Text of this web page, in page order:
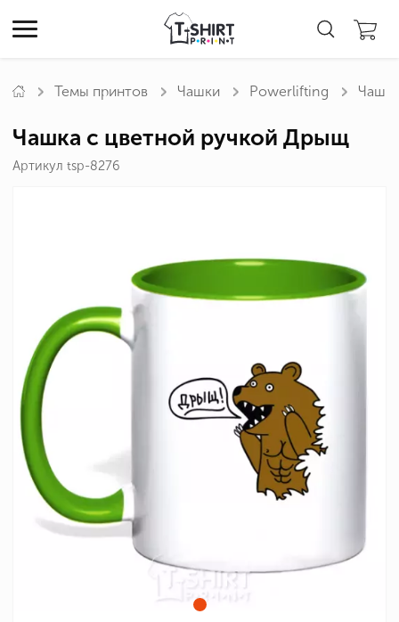
Темы принтов Чашки Powerlifting
Чашка с цветной ручкой Дрыщ
Артикул tsp-8276